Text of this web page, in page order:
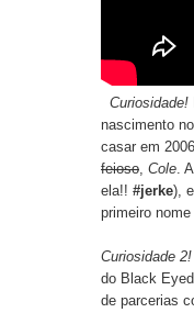
Curiosidade!
nascimento
casar em
feioso, Cole.
ela!! #jerke),
primeiro
Curiosidade 2!
do Black
de parcerias